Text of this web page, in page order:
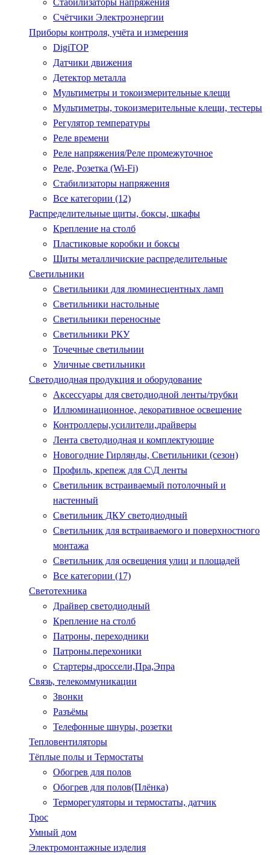
Стабилизаторы напряжения
Счётчики Электроэнергии
Приборы контроля, учёта и измерения
DigiTOP
Датчики движения
Детектор металла
Мультиметры и токоизмерительные клещи
Мультиметры, токоизмерительные клещи, тестеры
Регулятор температуры
Реле времени
Реле напряжения/Реле промежуточное
Реле, Розетка (Wi-Fi)
Стабилизаторы напряжения
Все категории (12)
Распределительные щиты, боксы, шкафы
Крепление на столб
Пластиковые коробки и боксы
Щиты металличиские распределительные
Светильники
Светильники для люминесцентных ламп
Светильники настольные
Светильники переносные
Светильники РКУ
Точечные светильнии
Уличные светильники
Светодиодная продукция и оборудование
Аксессуары для светодиодной ленты/трубки
Иллюминационное, декоративное освещение
Контроллеры,усилители,драйверы
Лента светодиодная и комплектующие
Новогодние Гирлянды, Светильники (сезон)
Профиль, крепеж для С\Д ленты
Светильник встраиваемый потолочный и
настенный
Светильник ДКУ светодиодный
Светильник для встраиваемого и поверхностного
монтажа
Светильник для освещения улиц и площадей
Все категории (17)
Светотехника
Драйвер светодиодный
Крепление на столб
Патроны, переходники
Патроны.перехоники
Стартеры,дроссели,Пра,Эпра
Связь, телекоммуникации
Звонки
Разъёмы
Телефонные шнуры, розетки
Тепловентиляторы
Тёплые полы и Термостаты
Обогрев для полов
Обогрев для полов(Плёнка)
Терморегуляторы и термостаты, датчик
Трос
Умный дом
Электромонтажные изделия